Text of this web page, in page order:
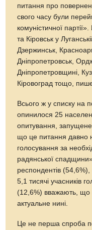
питання про
свого часу були
комуністичної
та Кіровськ у
Дзержинськ,
Дніпропетровськ,
Дніпропетровщині,
Кіровоград тощо,
Всього ж у списку на
опинилося 25
опитування,
що це питання давно
голосування за
радянської
респондентів
5,1 тисячi учасників
(12,6%) вважають, що
актуальне нині.
Це не перша спроба